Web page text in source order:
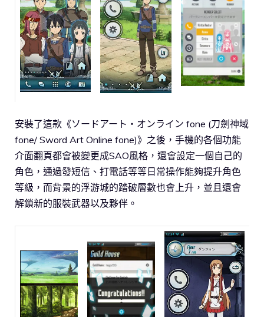
安裝了這款《ソードアート・オンライン fone (刀劍神域
fone/ Sword Art Online fone)》之後，手機的各個功能
介面翻頁都會被變更成SAO風格，還會設定一個自己的
角色，通過發短信、打電話等等日常操作能夠提升角色
等級，而背景的浮游城的踏破層數也會上升，並且還會
解鎖新的服裝武器以及夥伴。